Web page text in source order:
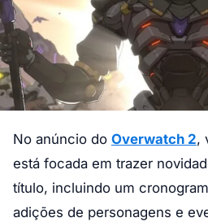
No anúncio do Overwatch 2,
está focada em trazer
título, incluindo um
adições de personagens e